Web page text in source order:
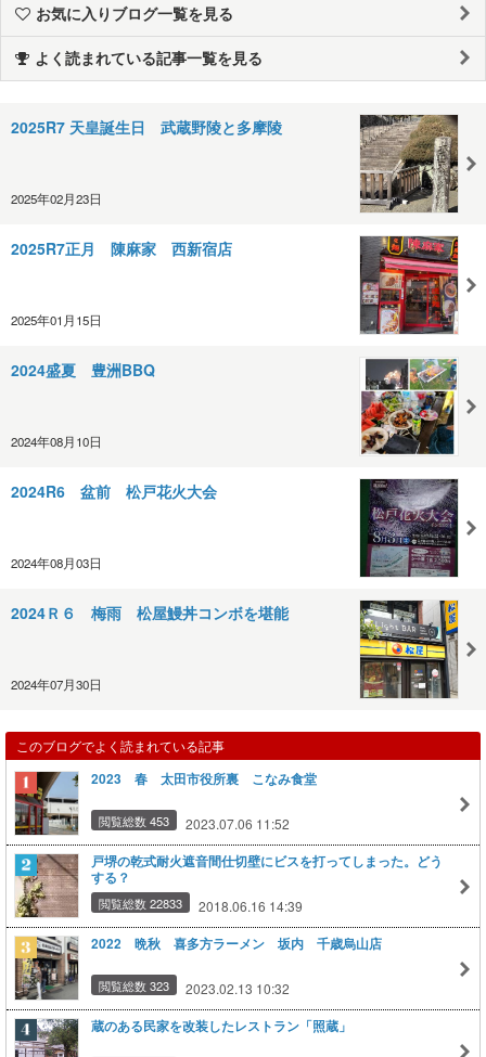
お気に入りブログ一覧を見る
よく読まれている記事一覧を見る
2025R7 天皇誕生日 武蔵野陵と多摩陵
2025年02月23日
2025R7正月 陳麻家 西新宿店
2025年01月15日
2024盛夏 豊洲BBQ
2024年08月10日
2024R6 盆前 松戸花火大会
2024年08月03日
2024Ｒ６ 梅雨 松屋鰻丼コンボを堪能
2024年07月30日
このブログでよく読まれている記事
2023 春 太田市役所裏 こなみ食堂
閲覧総数 453 2023.07.06 11:52
戸堺の乾式耐火遮音間仕切壁にビスを打ってしまった。どう
する？
閲覧総数 22833 2018.06.16 14:39
2022 晩秋 喜多方ラーメン 坂内 千歳烏山店
閲覧総数 323 2023.02.13 10:32
蔵のある民家を改装したレストラン「照蔵」